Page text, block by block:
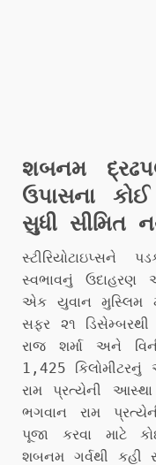
શબનમ
ઉપાસના
સુધી સીમિત
સ્ટીરિયોટાઇપ્સને
સ્વભાવનું ઉદાહરણ
એક યુવાન મુસ્લિમ
સફર ૨૧
રાજ શર્મા અને
1,425
રામ પ્રત્યેની
ભગવાન રામ
પૂજા કરવા માટે
શબનમ ગર્વથી